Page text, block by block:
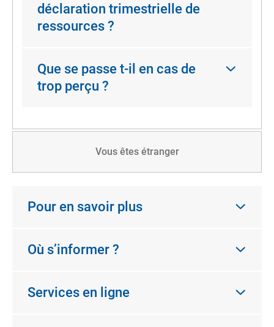
déclaration trimestrielle de
ressources ?
Que se passe t-il en cas de
trop perçu ?
Vous êtes étranger
Pour en savoir plus
Où s’informer ?
Services en ligne